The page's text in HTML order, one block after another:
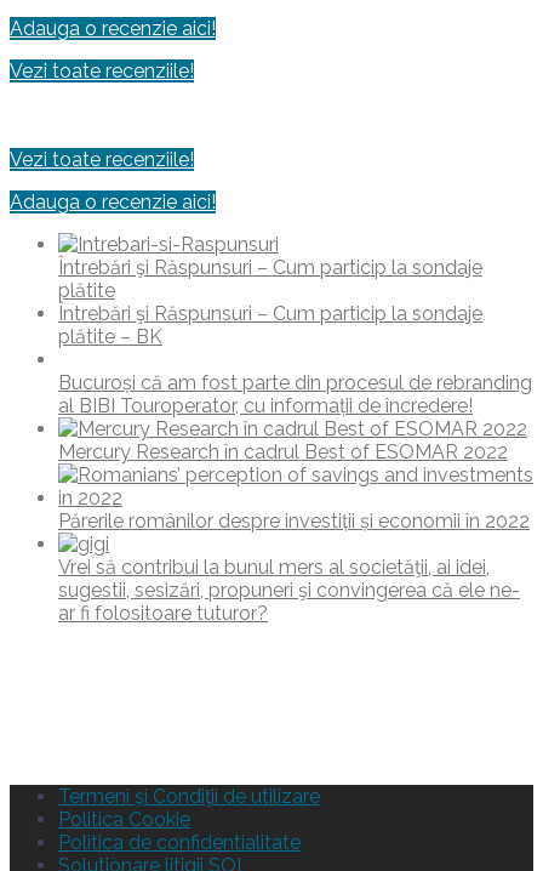
Adauga o recenzie aici!
Vezi toate recenziile!
Vezi toate recenziile!
Adauga o recenzie aici!
Întrebări şi Răspunsuri – Cum particip la sondaje
plătite
Întrebări şi Răspunsuri – Cum particip la sondaje
plătite – BK
Bucuroși că am fost parte din procesul de rebranding
al BIBI Touroperator, cu informații de încredere!
Mercury Research în cadrul Best of ESOMAR 2022
Părerile românilor despre investiții și economii în 2022
Vrei să contribui la bunul mers al societăţii, ai idei,
sugestii, sesizări, propuneri şi convingerea că ele ne-
ar fi folositoare tuturor?
Termeni şi Condiţii de utilizare
Politica Cookie
Politica de confidentialitate
Solutionare litigii SOL